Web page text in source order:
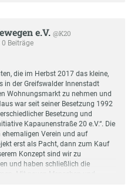
e.V.@K20
0 Beiträge
die im Herbst 2017 das kleine,
in der Greifswalder Innenstadt
Wohnungsmarkt zu nehmen und
war seit seiner Besetzung 1992
Besetzung und
Kapaunenstraße 20 e.V.“. Die
Verein und auf
erst als Pacht, dann zum Kauf
Konzept sind wir zu
und haben schließlich die
Mit neuen Menschen und